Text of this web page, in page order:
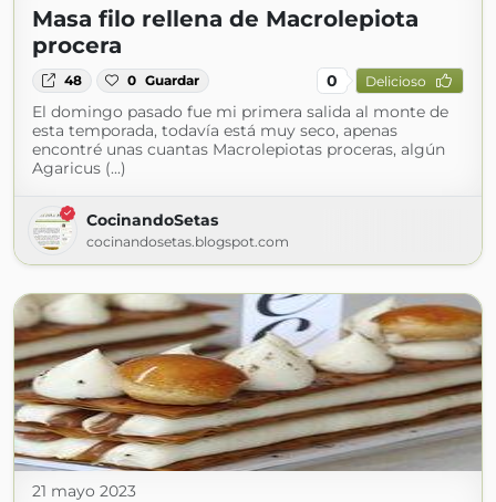
Masa filo rellena de Macrolepiota
procera
48 0 Guardar 0 Delicioso
El domingo pasado fue mi primera salida al monte de
esta temporada, todavía está muy seco, apenas
encontré unas cuantas Macrolepiotas proceras, algún
Agaricus (...)
CocinandoSetas
cocinandosetas.blogspot.com
21 mayo 2023